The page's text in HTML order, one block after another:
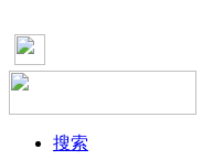
搜索